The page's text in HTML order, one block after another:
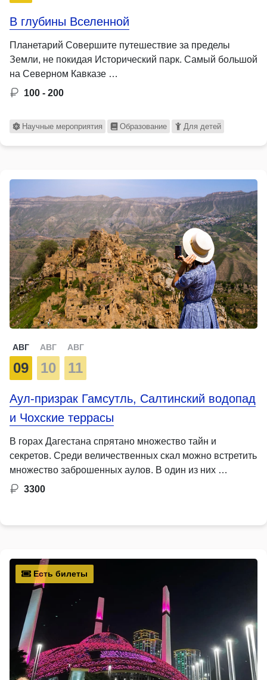
В глубины Вселенной
Планетарий Совершите путешествие за пределы
Земли, не покидая Исторический парк. Самый большой
на Северном Кавказе …
100 - 200
Научные мероприятия Образование Для детей
АВГ
09
АВГ
10
АВГ
11
Аул-призрак Гамсутль, Салтинский водопад
и Чохские террасы
В горах Дагестана спрятано множество тайн и
секретов. Среди величественных скал можно встретить
множество заброшенных аулов. В один из них …
3300
Есть билеты